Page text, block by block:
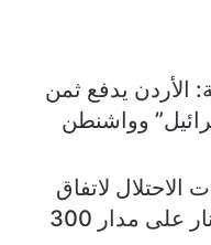
الأردن يدفع ثمن
وواشنطن
لاتفاق
وقف إطلاق النار على مدار 300